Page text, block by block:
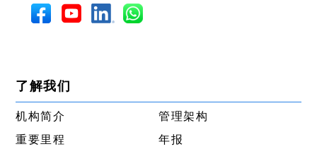
了解我们
机构简介
管理架构
重要里程
年报